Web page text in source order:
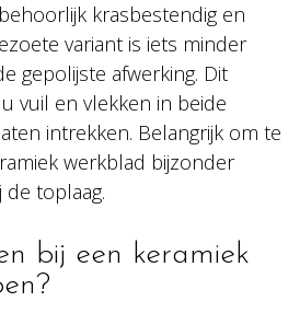
krasbestendig en
variant is iets minder
gepolijste afwerking. Dit
vuil en vlekken in beide
intrekken. Belangrijk om te
werkblad bijzonder
de toplaag.
bij een keramiek